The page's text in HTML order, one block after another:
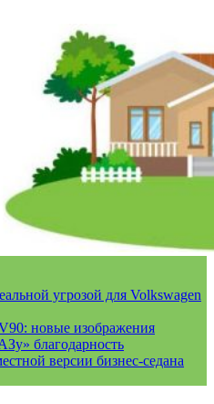
угрозой для Volkswagen
новые изображения
благодарность
версии бизнес-седана